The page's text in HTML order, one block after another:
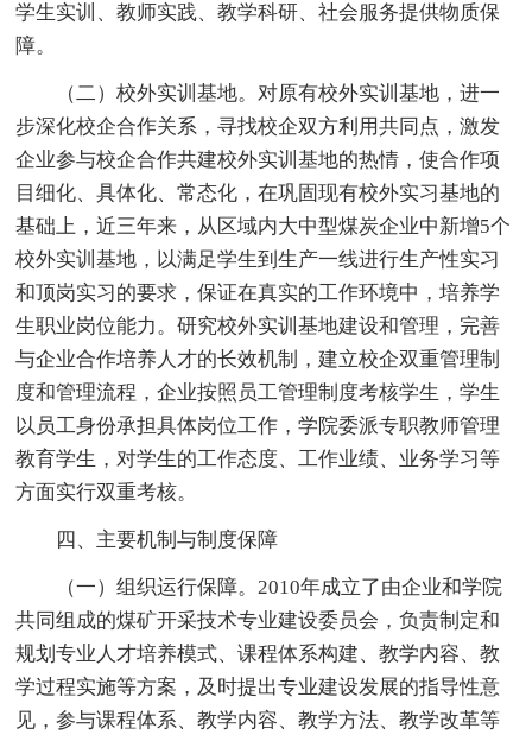
学生实训、教师实践、教学科研、社会服务提供物质保
障。
（二）校外实训基地。对原有校外实训基地，进一
步深化校企合作关系，寻找校企双方利用共同点，激发
企业参与校企合作共建校外实训基地的热情，使合作项
目细化、具体化、常态化，在巩固现有校外实习基地的
基础上，近三年来，从区域内大中型煤炭企业中新增5个
校外实训基地，以满足学生到生产一线进行生产性实习
和顶岗实习的要求，保证在真实的工作环境中，培养学
生职业岗位能力。研究校外实训基地建设和管理，完善
与企业合作培养人才的长效机制，建立校企双重管理制
度和管理流程，企业按照员工管理制度考核学生，学生
以员工身份承担具体岗位工作，学院委派专职教师管理
教育学生，对学生的工作态度、工作业绩、业务学习等
方面实行双重考核。
四、主要机制与制度保障
（一）组织运行保障。2010年成立了由企业和学院
共同组成的煤矿开采技术专业建设委员会，负责制定和
规划专业人才培养模式、课程体系构建、教学内容、教
学过程实施等方案，及时提出专业建设发展的指导性意
见，参与课程体系、教学内容、教学方法、教学改革等